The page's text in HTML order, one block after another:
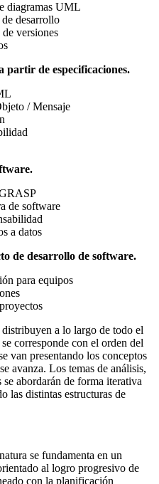
diagramas UML
desarrollo
versiones
partir de especificaciones.
/ Mensaje
de software
a datos
de desarrollo de software.
para equipos
a lo largo de todo el
corresponde con el orden del
van presentando los conceptos
avanza. Los temas de análisis,
abordarán de forma iterativa
las distintas estructuras de
se fundamenta en un
al logro progresivo de
con la planificación